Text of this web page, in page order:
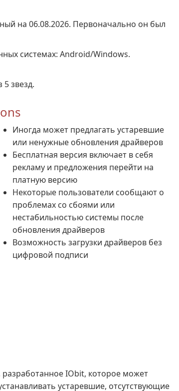
на 06.08.2026. Первоначально он был
системах: Android/Windows.
звезд.
Иногда может предлагать устаревшие
или ненужные обновления драйверов
Бесплатная версия включает в себя
рекламу и предложения перейти на
платную версию
Некоторые пользователи сообщают о
проблемах со сбоями или
нестабильностью системы после
обновления драйверов
Возможность загрузки драйверов без
цифровой подписи
IObit, которое может
устаревшие, отсутствующие